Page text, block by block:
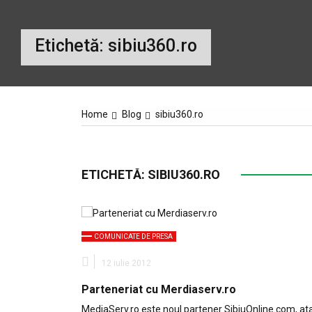
Etichetă: sibiu360.ro
Home Blog sibiu360.ro
ETICHETĂ: SIBIU360.RO
COMUNICATE DE PRESA
12 iulie 2012
Parteneriat cu Merdiaserv.ro
MediaServ.ro este noul partener SibiuOnline.com,